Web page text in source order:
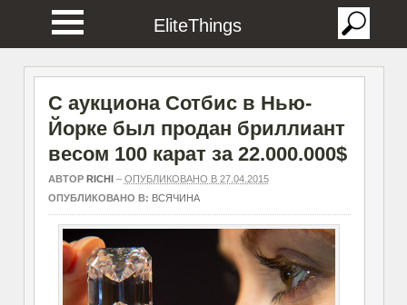
EliteThings
С аукциона Сотбис в Нью-
Йорке был продан бриллиант
весом 100 карат за 22.000.000$
АВТОР RICHI– ОПУБЛИКОВАНО В 27.04.2015
ОПУБЛИКОВАНО В: ВСЯЧИНА